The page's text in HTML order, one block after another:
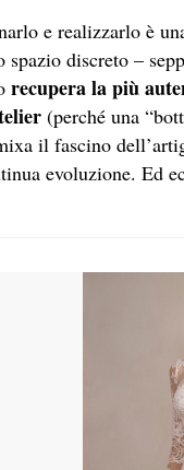
e realizzarlo è
spazio discreto –
recupera la più
(perché una
il fascino
evoluzione. Ed